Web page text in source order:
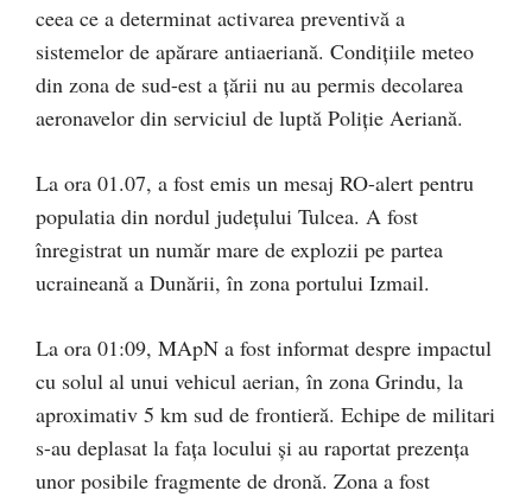
ceea ce a determinat activarea preventivă a
sistemelor de apărare antiaeriană. Condițiile meteo
din zona de sud-est a țării nu au permis decolarea
aeronavelor din serviciul de luptă Poliție Aeriană.
La ora 01.07, a fost emis un mesaj RO-alert pentru
populatia din nordul județului Tulcea. A fost
înregistrat un număr mare de explozii pe partea
ucraineană a Dunării, în zona portului Izmail.
La ora 01:09, MApN a fost informat despre impactul
cu solul al unui vehicul aerian, în zona Grindu, la
aproximativ 5 km sud de frontieră. Echipe de militari
s-au deplasat la fața locului și au raportat prezența
unor posibile fragmente de dronă. Zona a fost